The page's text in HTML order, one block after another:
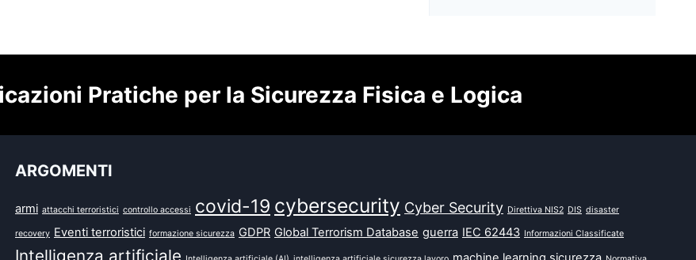
Pratiche per la Sicurezza Fisica e Logica
ARGOMENTI
armi attacchi terroristici controllo accessi covid-19 cybersecurity Cyber Security Direttiva NIS2 DIS disaster
recovery Eventi terroristici formazione sicurezza GDPR Global Terrorism Database guerra IEC 62443 Informazioni Classificate
Intelligenza artificiale